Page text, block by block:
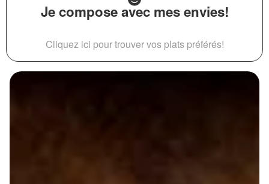
Je compose avec mes envies!
Cliquez ici pour trouver vos plats préférés!